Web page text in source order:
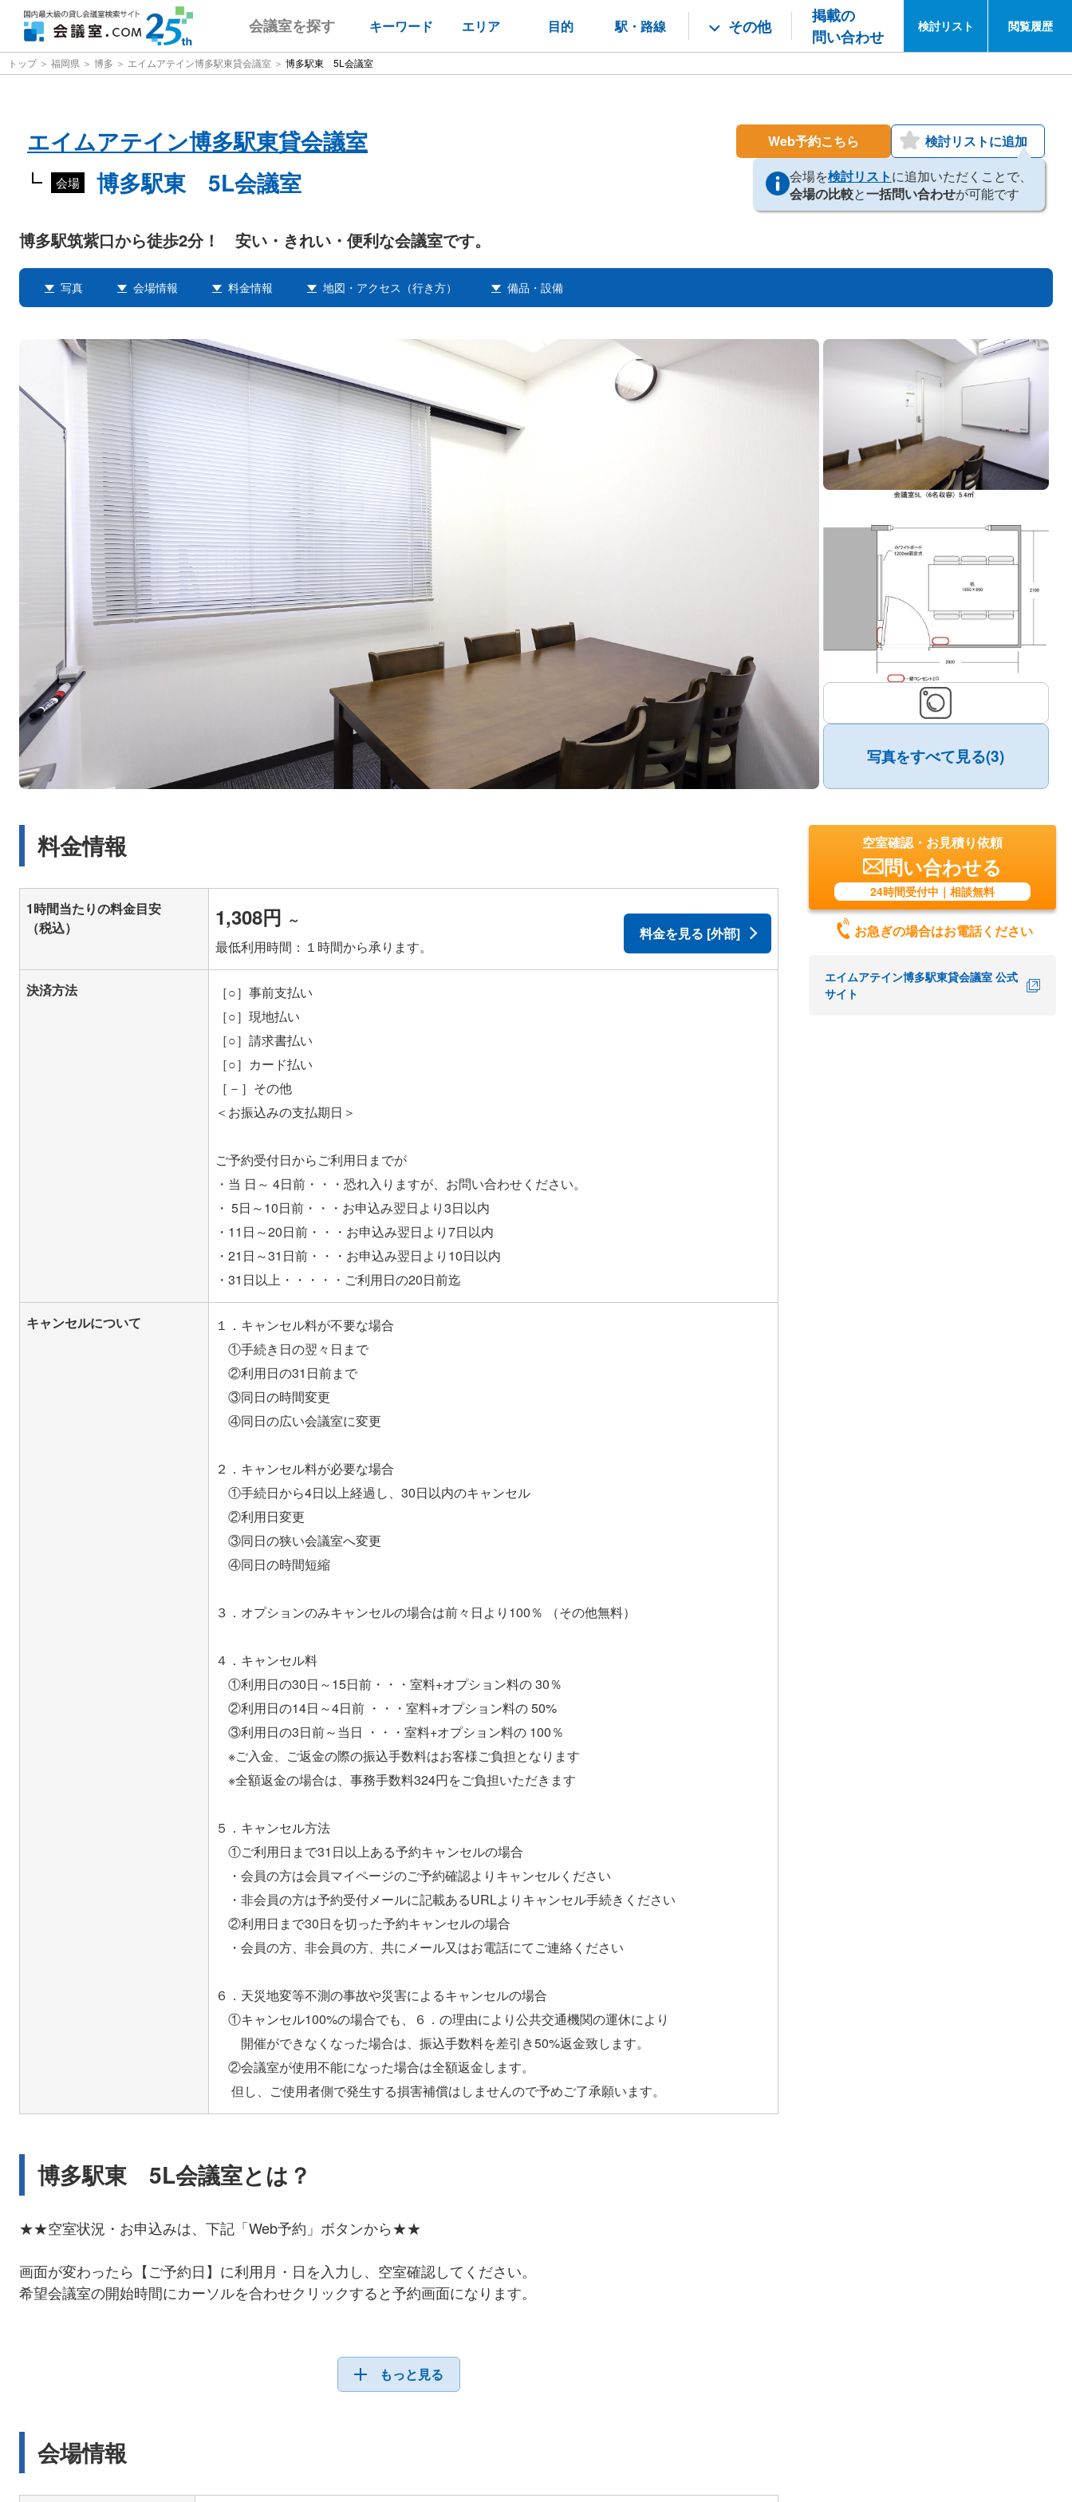
会議室を探す キーワード エリア 目的 駅・路線 その他
掲載の
問い合わせ
検討リスト 閲覧履歴
トップ 福岡県 博多 エイムアテイン博多駅東貸会議室 博多駅東 5L会議室
エイムアテイン博多駅東貸会議室
会場 博多駅東 5L会議室
Web予約こちら
検討リストに追加
会場を検討リストに追加いただくことで、
会場の比較と一括問い合わせが可能です
博多駅筑紫口から徒歩2分！ 安い・きれい・便利な会議室です。
写真 会場情報 料金情報 地図・アクセス（行き方） 備品・設備
写真をすべて見る(3)
料金情報
1時間当たりの料金目安
（税込）
1,308円 ～
最低利用時間：１時間から承ります。
料金を見る [外部]
決済方法
［○］事前支払い
［○］現地払い
［○］請求書払い
［○］カード払い
［－］その他
＜お振込みの支払期日＞
ご予約受付日からご利用日までが
・当 日～ 4日前・・・恐れ入りますが、お問い合わせください。
・ 5日～10日前・・・お申込み翌日より3日以内
・11日～20日前・・・お申込み翌日より7日以内
・21日～31日前・・・お申込み翌日より10日以内
キャンセルについて
１．キャンセル料が不要な場合
①手続き日の翌々日まで
②利用日の31日前まで
③同日の時間変更
④同日の広い会議室に変更
２．キャンセル料が必要な場合
①手続日から4日以上経過し、30日以内のキャンセル
②利用日変更
③同日の狭い会議室へ変更
④同日の時間短縮
３．オプションのみキャンセルの場合は前々日より100％ （その他無料）
４．キャンセル料
①利用日の30日～15日前・・・室料+オプション料の 30％
②利用日の14日～4日前 ・・・室料+オプション料の 50%
③利用日の3日前～当日 ・・・室料+オプション料の 100％
※ご入金、ご返金の際の振込手数料はお客様ご負担となります
※全額返金の場合は、事務手数料324円をご負担いただきます
５．キャンセル方法
①ご利用日まで31日以上ある予約キャンセルの場合
・会員の方は会員マイページのご予約確認よりキャンセルください
・非会員の方は予約受付メールに記載あるURLよりキャンセル手続きください
②利用日まで30日を切った予約キャンセルの場合
・会員の方、非会員の方、共にメール又はお電話にてご連絡ください
６．天災地変等不測の事故や災害によるキャンセルの場合
①キャンセル100%の場合でも、６．の理由により公共交通機関の運休により
開催ができなくなった場合は、振込手数料を差引き50%返金致します。
②会議室が使用不能になった場合は全額返金します。
博多駅東 5L会議室とは？
★★空室状況・お申込みは、下記「Web予約」ボタンから★★
画面が変わったら【ご予約日】に利用月・日を入力し、空室確認してください。
希望会議室の開始時間にカーソルを合わせクリックすると予約画面になります。
もっと見る
会場情報
空室確認・お見積り依頼
問い合わせる
24時間受付中｜相談無料
お急ぎの場合はお電話ください
エイムアテイン博多駅東貸会議室 公式
サイト